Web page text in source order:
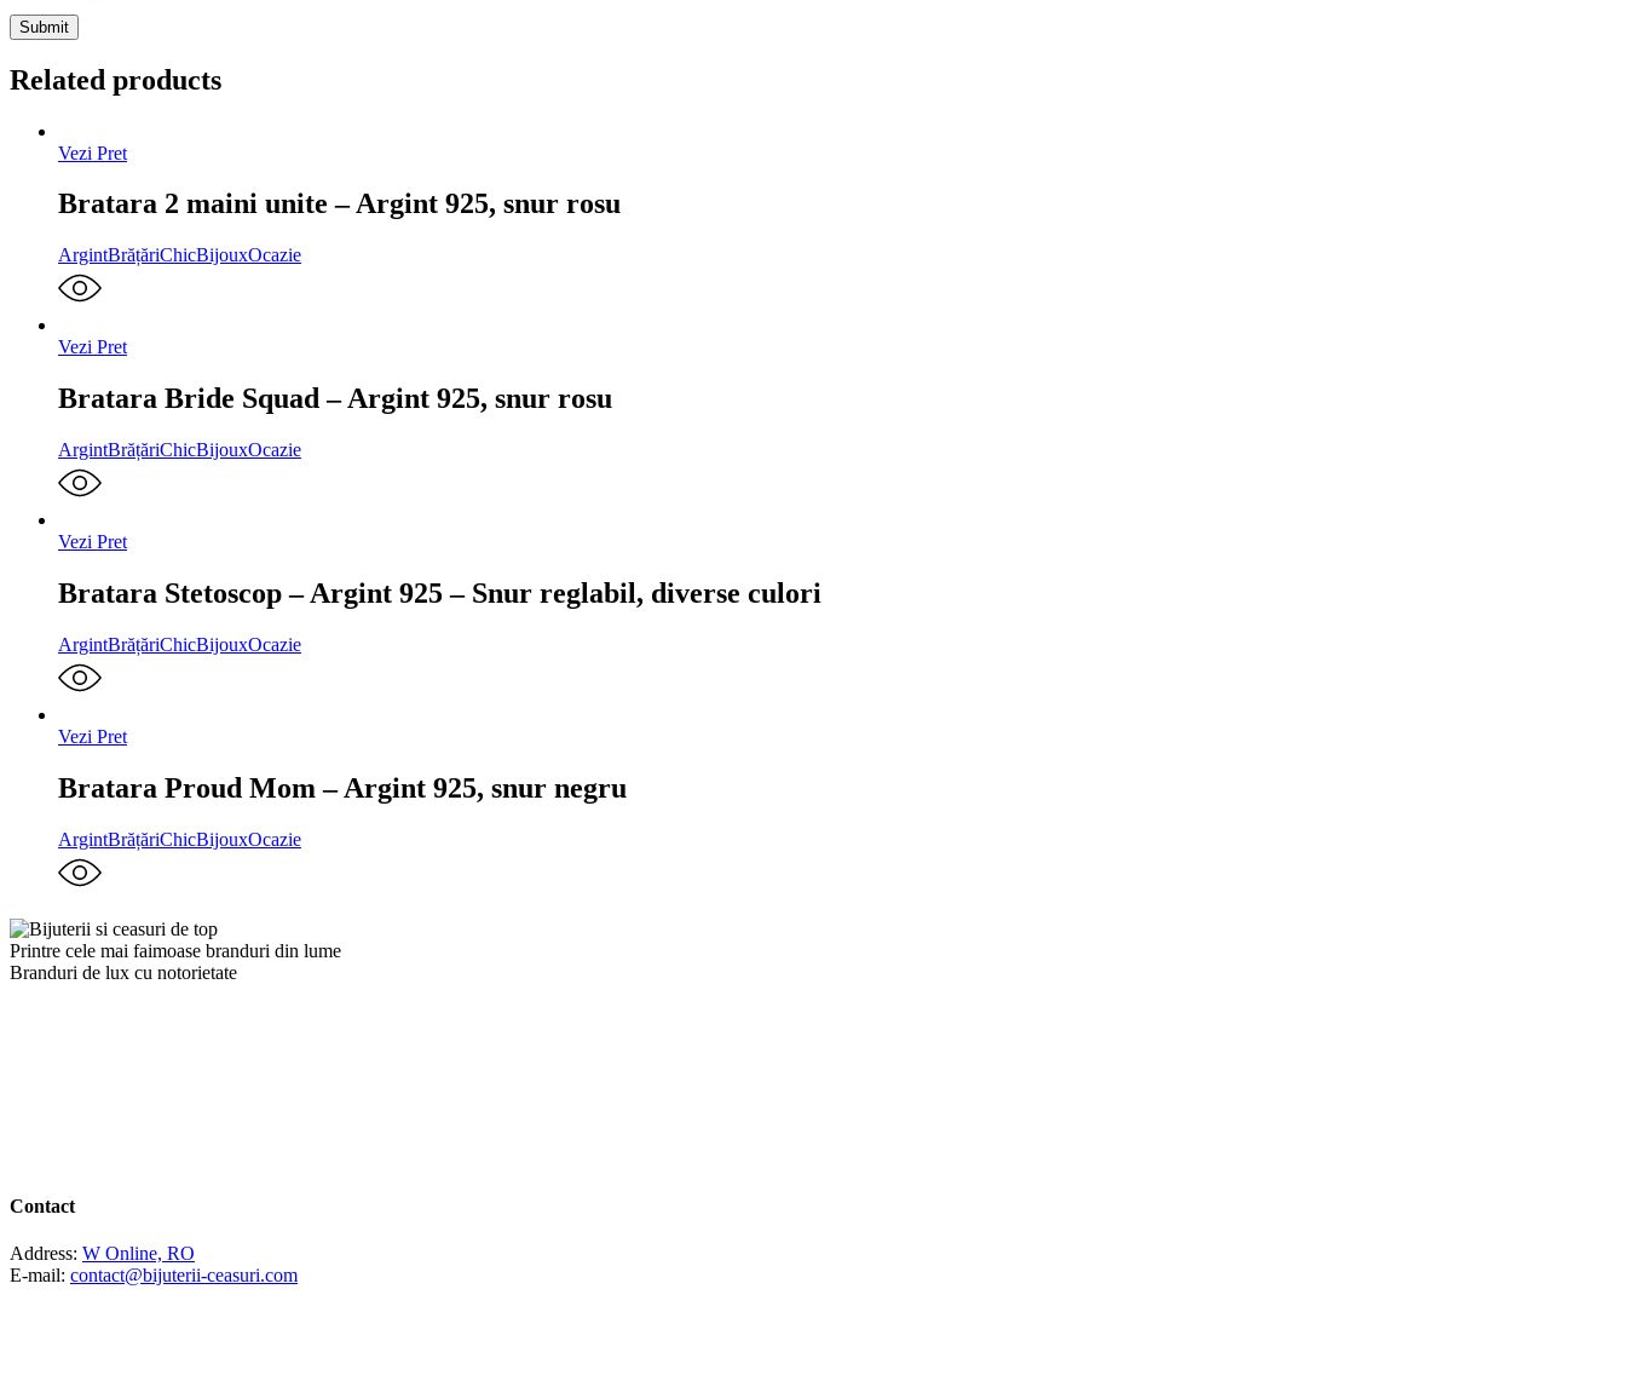
Related products
Vezi Pret
Bratara 2 maini unite – Argint 925, snur rosu
ArgintBrățăriChicBijouxOcazie
Vezi Pret
Bratara Bride Squad – Argint 925, snur rosu
ArgintBrățăriChicBijouxOcazie
Vezi Pret
Bratara Stetoscop – Argint 925 – Snur reglabil, diverse culori
ArgintBrățăriChicBijouxOcazie
Vezi Pret
Bratara Proud Mom – Argint 925, snur negru
ArgintBrățăriChicBijouxOcazie
Printre cele mai faimoase branduri din lume
Branduri de lux cu notorietate
Contact
Address: W Online, RO
E-mail: contact@bijuterii-ceasuri.com